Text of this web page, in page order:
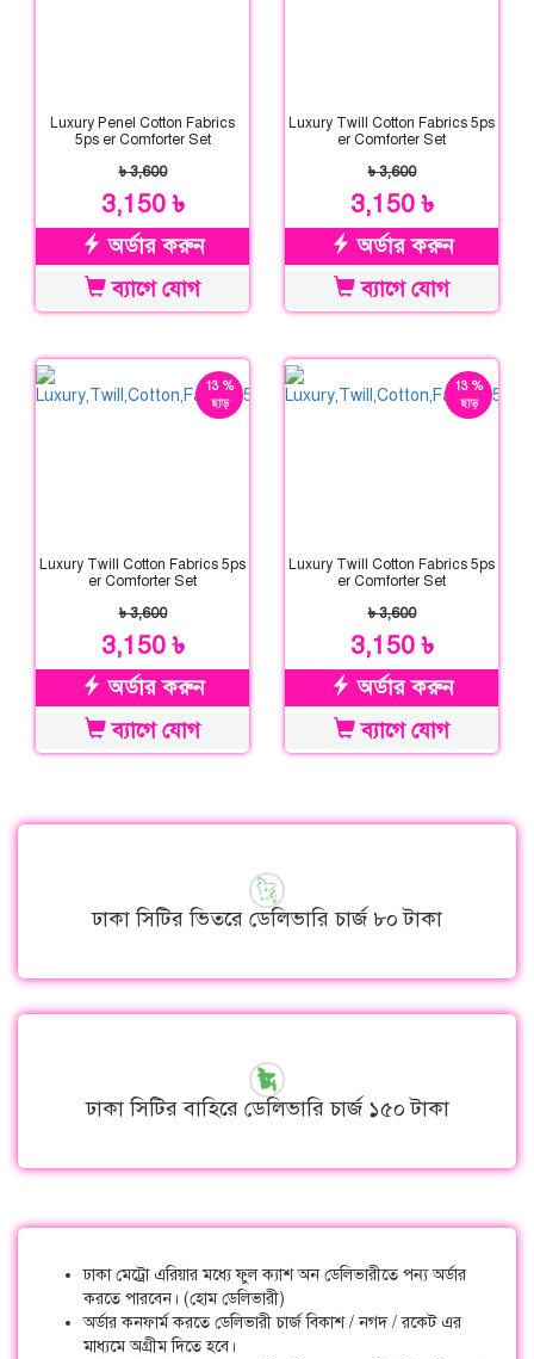
Luxury Penel Cotton Fabrics
5ps er Comforter Set
৳ 3,600
3,150 ৳
অর্ডার করুন
ব্যাগে যোগ
Luxury Twill Cotton Fabrics 5ps
er Comforter Set
৳ 3,600
3,150 ৳
অর্ডার করুন
ব্যাগে যোগ
13 %
ছাড়
Luxury Twill Cotton Fabrics 5ps
er Comforter Set
৳ 3,600
3,150 ৳
অর্ডার করুন
ব্যাগে যোগ
13 %
ছাড়
Luxury Twill Cotton Fabrics 5ps
er Comforter Set
৳ 3,600
3,150 ৳
অর্ডার করুন
ব্যাগে যোগ
ঢাকা সিটির ভিতরে ডেলিভারি চার্জ ৮০ টাকা
ঢাকা সিটির বাহিরে ডেলিভারি চার্জ ১৫০ টাকা
ঢাকা মেট্রো এরিয়ার মধ্যে ফুল ক্যাশ অন ডেলিভারীতে পন্য অর্ডার
করতে পারবেন। (হোম ডেলিভারী)
অর্ডার কনফার্ম করতে ডেলিভারী চার্জ বিকাশ / নগদ / রকেট এর
মাধ্যমে অগ্রীম দিতে হবে।